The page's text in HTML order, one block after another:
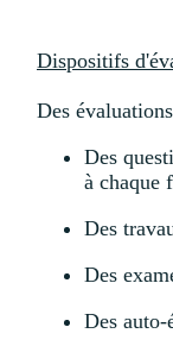
Dispositifs
Des
Des
à chaque
Des
Des
Des auto-